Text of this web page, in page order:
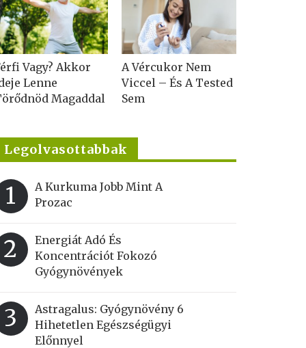
Vagy? Akkor
Lenne
Magaddal
A Vércukor Nem
Viccel – És A Tested
Sem
Legolvasottabbak
1
A Kurkuma Jobb Mint A
Prozac
2
Energiát Adó És
Koncentrációt Fokozó
Gyógynövények
3
Astragalus: Gyógynövény 6
Hihetetlen Egészségügyi
Előnnyel